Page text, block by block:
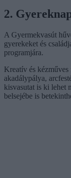
2.
A Gyermekvasút
gyerekeket és
programjára.
Kreatív és
akadálypálya,
kisvasutat is ki lehet
belsejébe is